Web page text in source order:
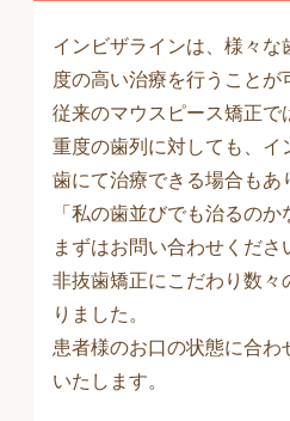
インビザラインは、様々な
度の高い治療を行うことが
従来のマウスピース矯正で
重度の歯列に対しても、イ
歯にて治療できる場合もあ
「私の歯並びでも治るの
まずはお問い合わせくださ
非抜歯矯正にこだわり数々
りました。
患者様のお口の状態に合わ
いたします。